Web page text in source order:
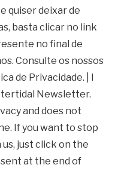
quiser deixar de
basta clicar no link
no final de
Consulte os nossos
de Privacidade. | I
Newsletter.
and does not
If you want to stop
just click on the
at the end of